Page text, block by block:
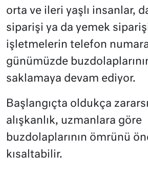
orta ve ileri yaşlı insanlar,
siparişi ya da yemek
işletmelerin telefon
günümüzde
saklamaya devam ediyor.
Başlangıçta oldukça
alışkanlık, uzmanlara göre
buzdolaplarının ömrünü
kısaltabilir.